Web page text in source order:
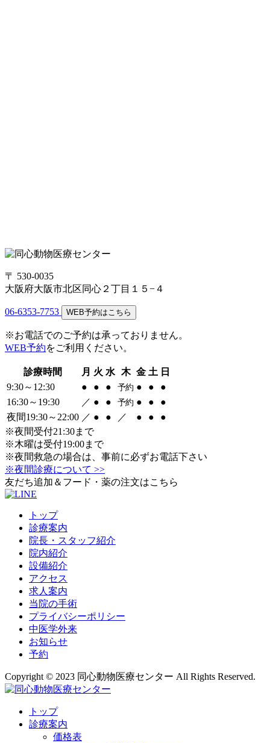
〒 530-0035
大阪府大阪市北区同心２丁目１５−４
06-6353-7753 WEB予約はこちら
※お電話でのご予約は承っておりません。
WEB予約をご利用ください。
診療時間 月 火 水 木 金 土 日
9:30～12:30
● ● ● 予約 ● ●
●
16:30～19:30
／ ● ● 予約 ● ●
●
夜間19:30～22:00 ／ ● ● ／ ● ●
●
※夜間受付21:30まで
※木曜は受付19:00まで
※夜間救急の場合は、事前に必ずお電話下さい
※夜間診療について >>
友だち追加＆フード・薬の注文はこちら
トップ
診療案内
院長・スタッフ紹介
院内紹介
設備紹介
アクセス
求人案内
当院の手術
プライバシーポリシー
中医学外来
お知らせ
予約
Copyright © 2023 同心動物医療センター All Rights Reserved.
トップ
診療案内
価格表